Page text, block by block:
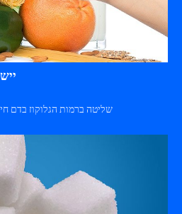
שליטה ברמות הגלוקוז בדם